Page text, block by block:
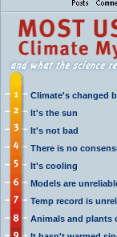
Climate's changed
It's the sun
It's not bad
There is no
It's cooling
Models are
Temp record is
Animals and plants